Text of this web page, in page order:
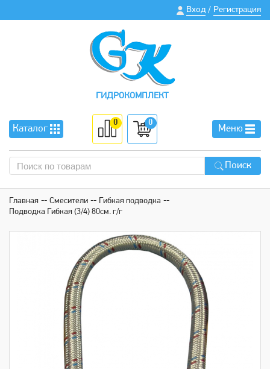
Вход / Регистрация
ГИДРОКОМПЛЕКТ
Каталог
0 0
Меню
Поиск
Главная Смесители
Гибкая подводка
Подводка Гибкая (3/4) 80см. г/г